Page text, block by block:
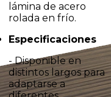
lámina de acero
rolada en frío.
Especificaciones
- Disponible en
distintos largos para
adaptarse a